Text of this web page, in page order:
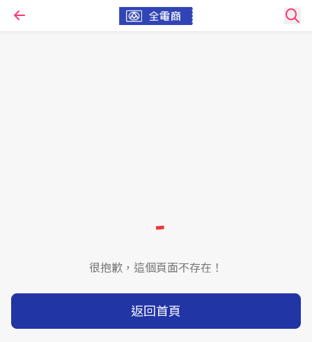
很抱歉，這個頁面不存在！
返回首頁